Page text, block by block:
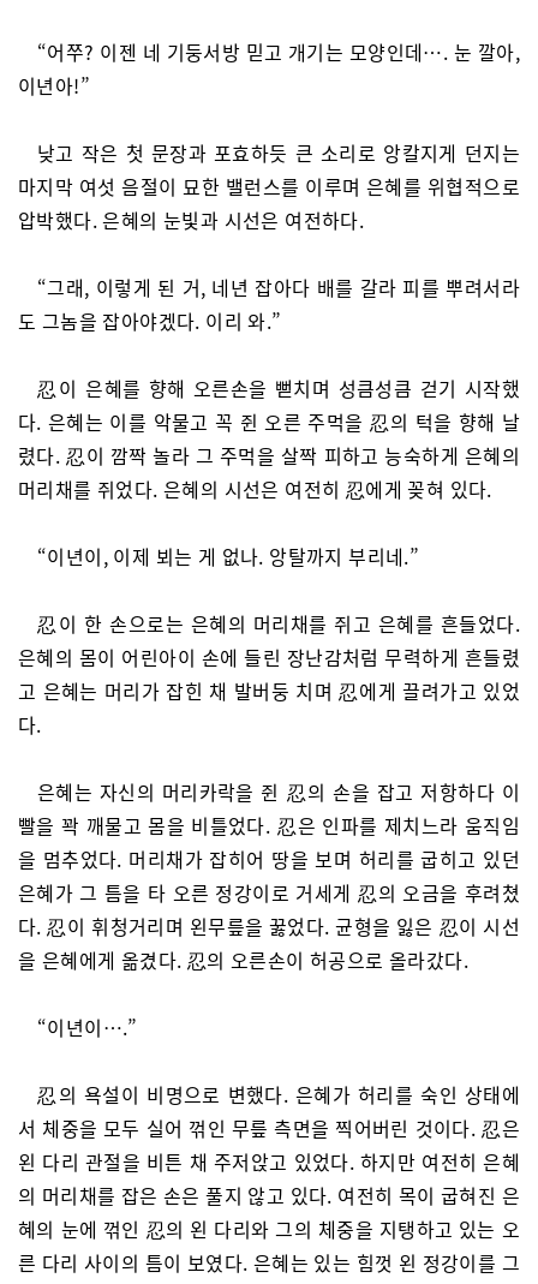
“어쭈? 이젠 네 기둥서방 믿고 개기는 모양인데…. 눈 깔아,
이년아!”
낮고 작은 첫 문장과 포효하듯 큰 소리로 앙칼지게 던지는
마지막 여섯 음절이 묘한 밸런스를 이루며 은혜를 위협적으로
압박했다. 은혜의 눈빛과 시선은 여전하다.
“그래, 이렇게 된 거, 네년 잡아다 배를 갈라 피를 뿌려서라
도 그놈을 잡아야겠다. 이리 와.”
忍이 은혜를 향해 오른손을 뻗치며 성큼성큼 걷기 시작했
다. 은혜는 이를 악물고 꼭 쥔 오른 주먹을 忍의 턱을 향해 날
렸다. 忍이 깜짝 놀라 그 주먹을 살짝 피하고 능숙하게 은혜의
머리채를 쥐었다. 은혜의 시선은 여전히 忍에게 꽂혀 있다.
“이년이, 이제 뵈는 게 없나. 앙탈까지 부리네.”
忍이 한 손으로는 은혜의 머리채를 쥐고 은혜를 흔들었다.
은혜의 몸이 어린아이 손에 들린 장난감처럼 무력하게 흔들렸
고 은혜는 머리가 잡힌 채 발버둥 치며 忍에게 끌려가고 있었
다.
은혜는 자신의 머리카락을 쥔 忍의 손을 잡고 저항하다 이
빨을 꽉 깨물고 몸을 비틀었다. 忍은 인파를 제치느라 움직임
을 멈추었다. 머리채가 잡히어 땅을 보며 허리를 굽히고 있던
은혜가 그 틈을 타 오른 정강이로 거세게 忍의 오금을 후려쳤
다. 忍이 휘청거리며 왼무릎을 꿇었다. 균형을 잃은 忍이 시선
을 은혜에게 옮겼다. 忍의 오른손이 허공으로 올라갔다.
“이년이….”
忍의 욕설이 비명으로 변했다. 은혜가 허리를 숙인 상태에
서 체중을 모두 실어 꺾인 무릎 측면을 찍어버린 것이다. 忍은
왼 다리 관절을 비튼 채 주저앉고 있었다. 하지만 여전히 은혜
의 머리채를 잡은 손은 풀지 않고 있다. 여전히 목이 굽혀진 은
혜의 눈에 꺾인 忍의 왼 다리와 그의 체중을 지탱하고 있는 오
른 다리 사이의 틈이 보였다. 은혜는 있는 힘껏 왼 정강이를 그